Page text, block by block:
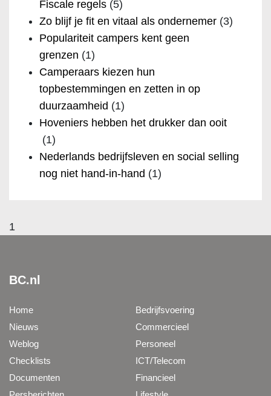
Fiscale regels (5)
Zo blijf je fit en vitaal als ondernemer (3)
Populariteit campers kent geen
grenzen (1)
Camperaars kiezen hun
topbestemmingen en zetten in op
duurzaamheid (1)
Hoveniers hebben het drukker dan ooit
(1)
Nederlands bedrijfsleven en social selling
nog niet hand-in-hand (1)
1
BC.nl
Home
Nieuws
Weblog
Checklists
Documenten
Bedrijfsvoering
Commercieel
Personeel
ICT/Telecom
Financieel